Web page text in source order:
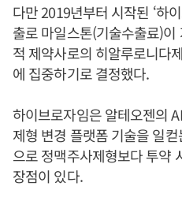
다만 2019년부터 시작된 ‘하
출로 마일스톤(기술수출료)
적 제약사로의 히알루로니다
에 집중하기로 결정했다.
하이브로자임은 알테오젠의
제형 변경 플랫폼 기술을 일
으로 정맥주사제형보다 투약
장점이 있다.